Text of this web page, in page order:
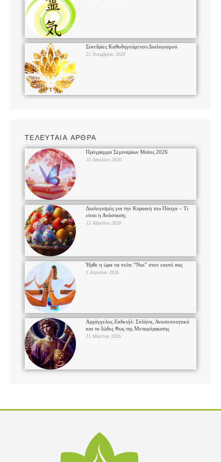
Συνεδρίες Καθοδηγούμενου Διαλογισμού
21 Νοεμβρίου 2020
ΤΕΛΕΥΤΑΙΑ ΑΡΘΡΑ
Πρόγραμμα Σεμιναρίων Μαϊος 2026
15 Απριλίου 2026
Διαλογισμός για την Κυριακή του Πάσχα – Τι
είναι η Ανάσταση;
12 Απριλίου 2026
Ήρθε η ώρα να πείτε “Ναι” στον εαυτό σας
3 Απριλίου 2026
Αρχάγγελος Ζαδκιήλ: Σπλήνα, Ανοσοποιητικό
και το Ιώδες Φως της Μεταμόρφωσης
31 Μαρτίου 2026